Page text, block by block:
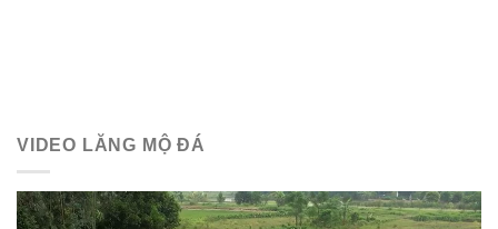
VIDEO LĂNG MỘ ĐÁ